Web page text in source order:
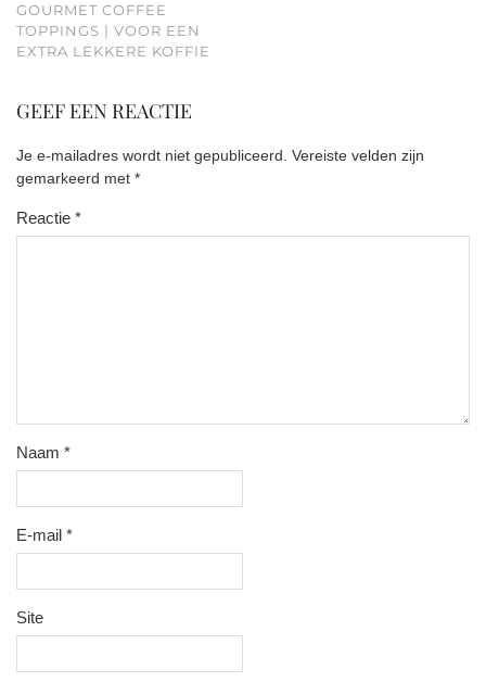
GOURMET COFFEE
TOPPINGS | VOOR EEN
EXTRA LEKKERE KOFFIE
GEEF EEN REACTIE
Je e-mailadres wordt niet gepubliceerd. Vereiste velden zijn
gemarkeerd met *
Reactie *
Naam *
E-mail *
Site